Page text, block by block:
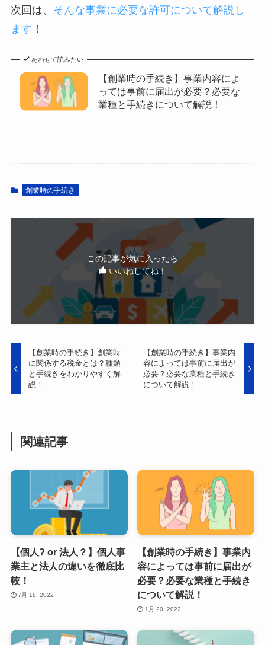
次回は、 そんな事業に必要な許可について解説し
ます ！
あわせて読みたい
【創業時の手続き】事業内容によ
っては事前に届出が必要？必要な
業種と手続きについて解説！
創業時の手続き
この記事が気に入ったら
いいねしてね！
【創業時の手続き】創業時
に関係する税金とは？種類
と手続きをわかりやすく解
説！
【創業時の手続き】事業内
容によっては事前に届出が
必要？必要な業種と手続き
について解説！
関連記事
【個人? or 法人？】個人事
業主と法人の違いを徹底比
較！
7月 18, 2022
【創業時の手続き】事業内
容によっては事前に届出が
必要？必要な業種と手続き
について解説！
1月 20, 2022